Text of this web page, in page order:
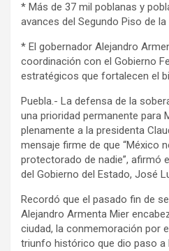
* Más de 37 mil poblanas y
avances del Segundo Piso de
* El gobernador Alejandro
coordinación con el Gobierno
estratégicos que fortalecen el
Puebla.- La defensa de la
una prioridad permanente para
plenamente a la presidenta
mensaje firme de que “México
protectorado de nadie”, afirmó
del Gobierno del Estado, José
Recordó que el pasado fin de
Alejandro Armenta Mier
ciudad, la conmemoración por
triunfo histórico que dio paso a